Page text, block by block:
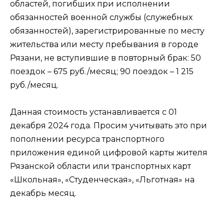
областей, погибших при исполнении
обязанностей военной службы (служебных
обязанностей), зарегистрированные по месту
жительства или месту пребывания в городе
Рязани, не вступившие в повторный брак: 50
поездок – 675 руб./месяц; 90 поездок – 1 215
руб./месяц.
Данная стоимость устанавливается с 01
декабря 2024 года. Просим учитывать это при
пополнении ресурса транспортного
приложения единой цифровой карты жителя
Рязанской области или транспортных карт
«Школьная», «Студенческая», «Льготная» на
декабрь месяц.